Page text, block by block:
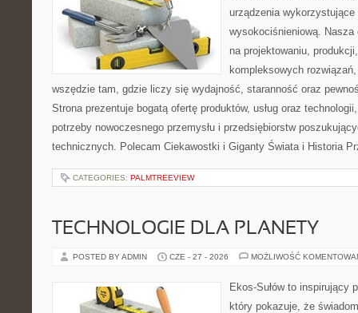
urządzenia wykorzystujące
wysokociśnieniową. Nasza
na projektowaniu,
kompleksowych
wszędzie tam, gdzie liczy się wydajność, staranność oraz
Strona prezentuje bogatą ofertę produktów, usług oraz
potrzeby nowoczesnego przemysłu i przedsiębiorstw
technicznych. Polecam Ciekawostki i Giganty Świata i Historia
CATEGORIES: PALMTREEVIEW
TECHNOLOGIE DLA PLANETY
POSTED BY ADMIN CZE - 27 - 2026 MOŻLIWOŚĆ
Ekos-Sułów to inspirujący
który pokazuje, że